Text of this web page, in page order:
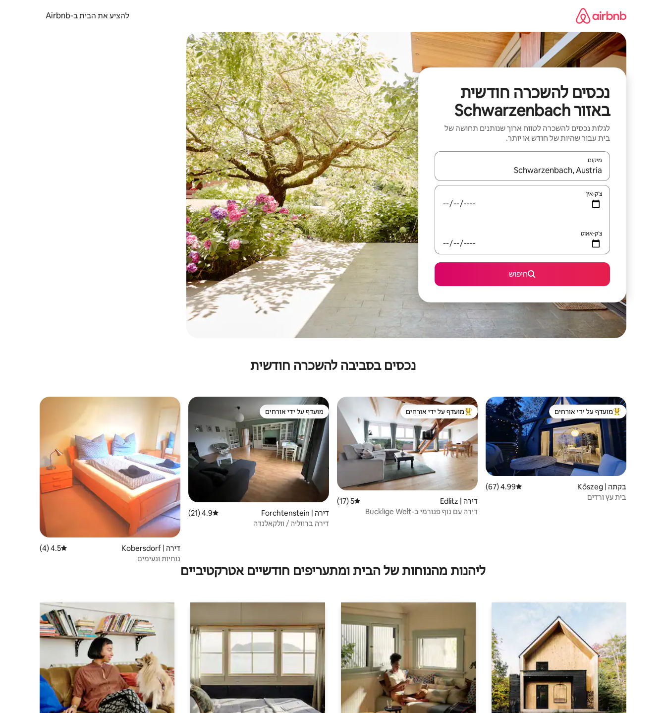
להציע את הבית ב-Airbnb
נכסים להשכרה חודשית
באזור Schwarzenbach
לגלות נכסים להשכרה לטווח ארוך שנותנים תחושה של
בית עבור שהיות של חודש או יותר.
מיקום
כאשר התוצאות יהיו זמינות, יש לנווט עם מקשי החיצים למעלה ולמטה או לעיין בעזרת תנועות מגע או החלקה.
צ'ק-אין
צ'ק-אאוט
חיפוש
נכסים בסביבה להשכרה חודשית
מוביל בקרב נכסים מועדפים על ידי אורחים
מועדף על ידי אורחים
בקתה | Kőszeg דירוג ממוצע של 4.99 מתוך 5, 67 ביקורות
4.99 (67)
בית עץ ורדים
מוביל בקרב נכסים מועדפים על ידי אורחים
מועדף על ידי אורחים
דירה | Edlitz דירוג ממוצע של 5 מתוך 5, 17 ביקורות
5 (17)
דירה עם נוף פנורמי ב-Bucklige Welt
מועדף על ידי אורחים
מועדף על ידי אורחים
דירה | Forchtenstein דירוג ממוצע של 4.9 מתוך 5, 21 ביקורות
4.9 (21)
דירה ברוזליה / וולקאלנדה
דירה | Kobersdorf דירוג ממוצע של 4.5 מתוך 5, 4 ביקורות
4.5 (4)
נוחיות ונעימים
ליהנות מהנוחות של הבית ומתעריפים חודשיים אטרקטיביים